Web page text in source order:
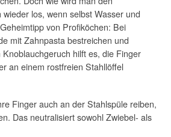
los, wenn selbst Wasser und
von Profiköchen: Bei
mit Zahnpasta bestreichen und
hilft es, die Finger
an einem rostfreien Stahllöffel
Finger auch an der Stahlspüle reiben,
Das neutralisiert sowohl Zwiebel- als